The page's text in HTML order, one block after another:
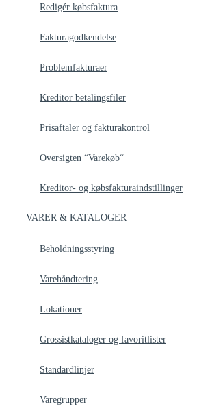
Redigér købsfaktura
Fakturagodkendelse
Problemfakturaer
Kreditor betalingsfiler
Prisaftaler og fakturakontrol
Oversigten “Varekøb“
Kreditor- og købsfakturaindstillinger
VARER & KATALOGER
Beholdningsstyring
Varehåndtering
Lokationer
Grossistkataloger og favoritlister
Standardlinjer
Varegrupper